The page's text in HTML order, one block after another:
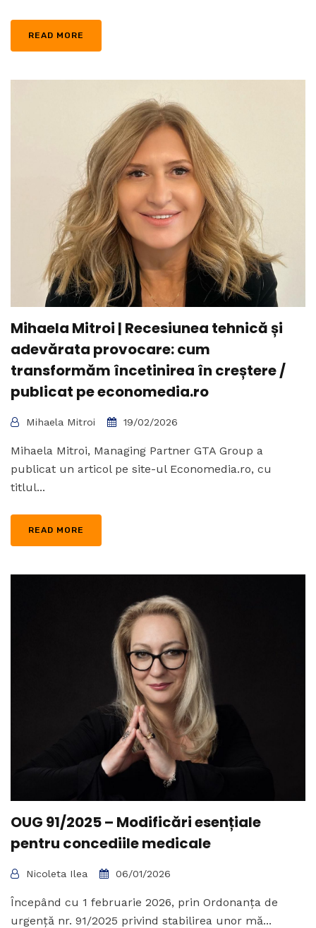
READ MORE
Mihaela Mitroi | Recesiunea tehnică și
adevărata provocare: cum
transformăm încetinirea în creștere /
publicat pe economedia.ro
Mihaela Mitroi 19/02/2026
Mihaela Mitroi, Managing Partner GTA Group a
publicat un articol pe site-ul Economedia.ro, cu
titlul...
READ MORE
OUG 91/2025 – Modificări esențiale
pentru concediile medicale
Nicoleta Ilea 06/01/2026
Începând cu 1 februarie 2026, prin Ordonanța de
urgență nr. 91/2025 privind stabilirea unor mă...